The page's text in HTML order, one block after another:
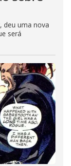
deu uma nova
será